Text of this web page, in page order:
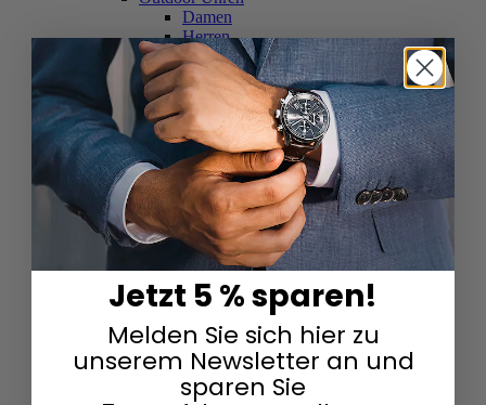
Damen
Herren
Schweizer Uhren
Damen
Herren
Skelettuhren
Damen
Herren
Smartwatches
Damen
Herren
Solaruhren
Herren
Damen
Sportuhren
Damen
Herren
Swarovski & Edelsteine
Damen
Herren
Jetzt 5 % sparen!
Melden Sie sich hier zu
unserem Newsletter an und
sparen Sie